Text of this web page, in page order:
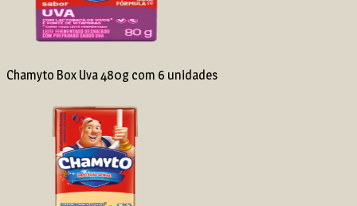
Chamyto Box Uva 480g com 6 unidades